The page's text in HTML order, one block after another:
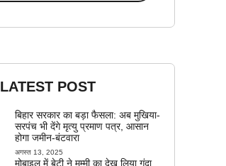
LATEST POST
बिहार सरकार का बड़ा फैसला: अब मुखिया-
सरपंच भी देंगे मृत्यु प्रमाण पत्र, आसान
होगा जमीन-बंटवारा
अगस्त 13, 2025
मोबाइल में बेटी ने मम्मी का देख लिया गंदा